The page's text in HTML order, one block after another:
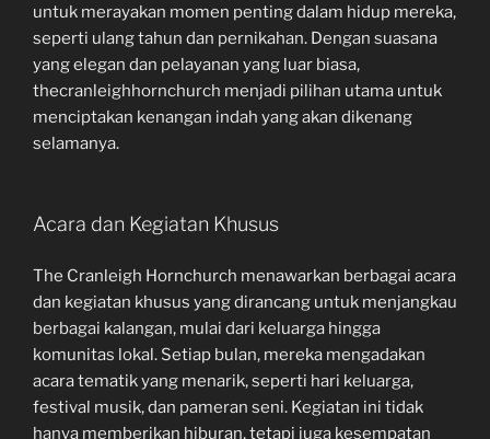
untuk merayakan momen penting dalam hidup mereka,
seperti ulang tahun dan pernikahan. Dengan suasana
yang elegan dan pelayanan yang luar biasa,
thecranleighhornchurch menjadi pilihan utama untuk
menciptakan kenangan indah yang akan dikenang
selamanya.
Acara dan Kegiatan Khusus
The Cranleigh Hornchurch menawarkan berbagai acara
dan kegiatan khusus yang dirancang untuk menjangkau
berbagai kalangan, mulai dari keluarga hingga
komunitas lokal. Setiap bulan, mereka mengadakan
acara tematik yang menarik, seperti hari keluarga,
festival musik, dan pameran seni. Kegiatan ini tidak
hanya memberikan hiburan, tetapi juga kesempatan